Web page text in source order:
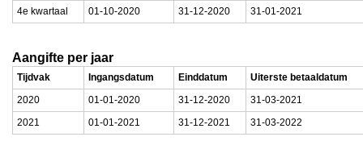
4e kwartaal
01-10-2020 31-12-2020 31-01-2021
Aangifte per jaar
Tijdvak Ingangsdatum Einddatum
Uiterste betaaldatum
2020
01-01-2020 31-12-2020
31-03-2021
2021
01-01-2021 31-12-2021 31-03-2022